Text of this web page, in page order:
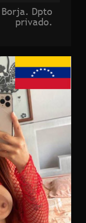
Borja. Dpto
privado.